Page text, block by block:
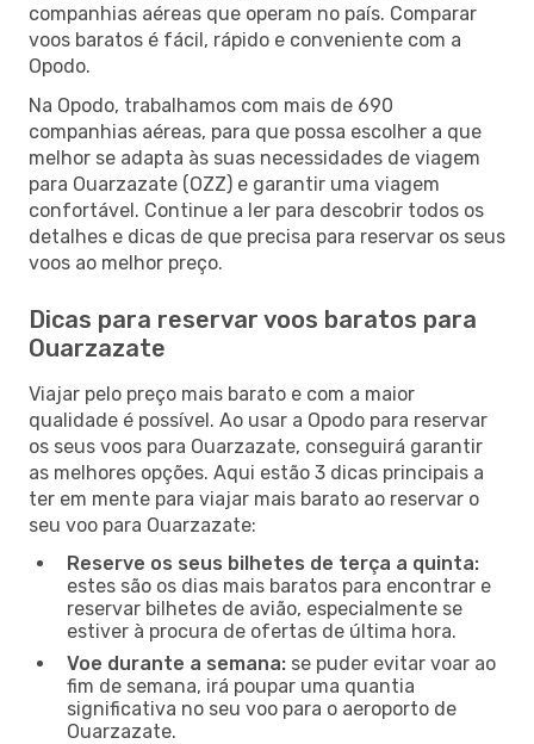
companhias aéreas que operam no país. Comparar
voos baratos é fácil, rápido e conveniente com a
Opodo.
Na Opodo, trabalhamos com mais de 690
companhias aéreas, para que possa escolher a que
melhor se adapta às suas necessidades de viagem
para Ouarzazate (OZZ) e garantir uma viagem
confortável. Continue a ler para descobrir todos os
detalhes e dicas de que precisa para reservar os seus
voos ao melhor preço.
Dicas para reservar voos baratos para
Ouarzazate
Viajar pelo preço mais barato e com a maior
qualidade é possível. Ao usar a Opodo para reservar
os seus voos para Ouarzazate, conseguirá garantir
as melhores opções. Aqui estão 3 dicas principais a
ter em mente para viajar mais barato ao reservar o
seu voo para Ouarzazate:
Reserve os seus bilhetes de terça a quinta:
estes são os dias mais baratos para encontrar e
reservar bilhetes de avião, especialmente se
estiver à procura de ofertas de última hora.
Voe durante a semana: se puder evitar voar ao
fim de semana, irá poupar uma quantia
significativa no seu voo para o aeroporto de
Ouarzazate.